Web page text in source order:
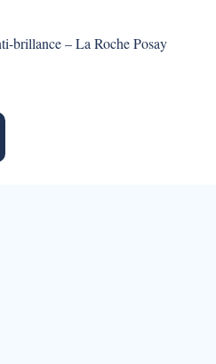
brillance – La Roche Posay